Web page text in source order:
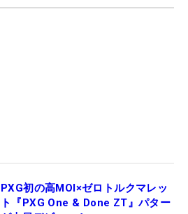
PXG初の高MOI×ゼロトルクマレッ
ト『PXG One & Done ZT』パター